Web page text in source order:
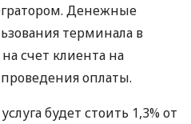
Денежные
терминала в
счет клиента на
оплаты.
будет стоить 1,3% от